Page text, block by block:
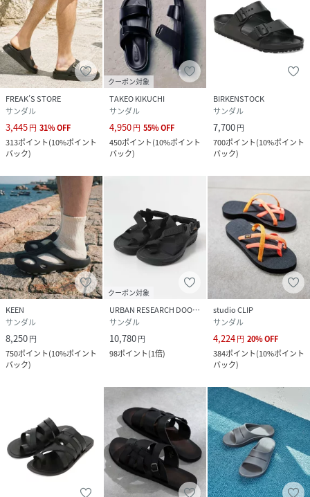
FREAK’S STORE
サンダル
3,445円 31%OFF
313ポイント(10%ポイント
バック)
クーポン対象
TAKEO KIKUCHI
サンダル
4,950円 55%OFF
450ポイント(10%ポイント
バック)
BIRKENSTOCK
サンダル
7,700円
700ポイント(10%ポイント
バック)
KEEN
サンダル
8,250円
750ポイント(10%ポイント
バック)
クーポン対象
URBAN RESEARCH DOORS
サンダル
10,780円
98ポイント(1倍)
studio CLIP
サンダル
4,224円 20%OFF
384ポイント(10%ポイント
バック)